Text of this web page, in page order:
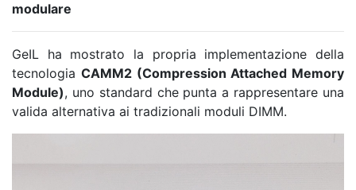
modulare
GeIL ha mostrato la propria implementazione della
tecnologia CAMM2 (Compression Attached Memory
Module), uno standard che punta a rappresentare una
valida alternativa ai tradizionali moduli DIMM.